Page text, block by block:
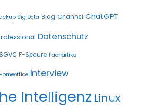
Big Data Blog Channel ChatGPT
Datenschutz
F-Secure Fachartikel
Homeoffice Interview
Intelligenz Linux